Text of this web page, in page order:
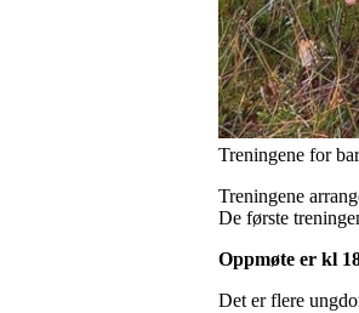
Treningene for
Treningene
De første
Oppmøte er kl
Det er flere